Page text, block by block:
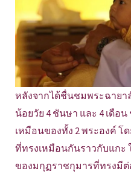
หลังจากได้ชื่นชมพระฉาย
น้อยวัย 4 ชันษา และ 4 เดือ
เหมือนของทั้ง 2 พระองค์ โ
ที่ทรงเหมือนกันราวกับแกะ
ของมกุฏราชกุมารที่ทรงมี